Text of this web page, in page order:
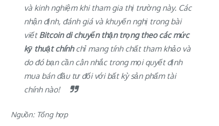
và kinh nghiệm khi tham gia thị trường này. Các
nhận định, đánh giá và khuyến nghị trong bài
viết Bitcoin di chuyển thận trọng theo các mức
kỹ thuật chínhchỉ mang tính chất tham khảo và
do đó bạn cần cân nhắc trong mọi quyết định
mua bán đầu tư đối với bất kỳ sản phẩm tài
chính nào!
Nguồn: Tổng hợp